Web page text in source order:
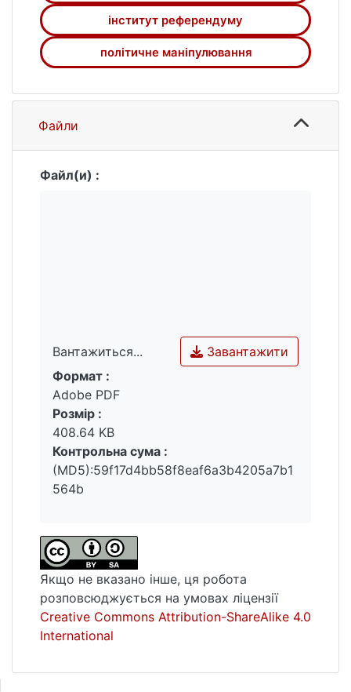
найважливіших питань державного і
суспільного життя, скільки як засіб
політичного маніпулювання, досягнення
владою бажаних для неї політичних цілей.
інститут референдуму
політичне маніпулювання
Файли
Файл(и) :
Вантажиться...
Вантажиться...
Завантажити
Формат :
Adobe PDF
Розмір :
408.64 KB
Контрольна сума :
(MD5):59f17d4bb58f8eaf6a3b4205a7b1
564b
Якщо не вказано інше, ця робота
розповсюджується на умовах ліцензії
Creative Commons Attribution-ShareAlike 4.0
International